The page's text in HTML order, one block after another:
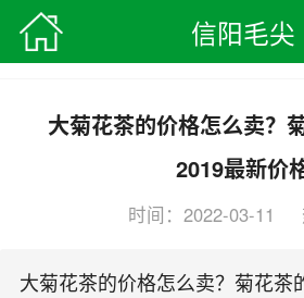
信阳毛尖
信阳毛尖 茶叶知识> 正文
大菊花茶的价格怎么卖？
2019最新价
时间：2022-03-11
大菊花茶的价格怎么卖？菊花茶